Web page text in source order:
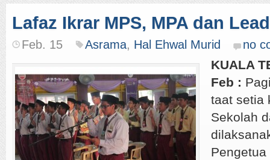
Lafaz Ikrar MPS, MPA dan
Feb. 15 Asrama, Hal Ehwal Murid no
KUALA
Feb :
taat setia
Sekolah